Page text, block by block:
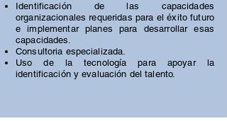
Identificación de las capacidades
organizacionales requeridas para el éxito futuro
e implementar planes para desarrollar esas
capacidades.
Consultoria especializada.
Uso de la tecnología para apoyar la
identificación y evaluación del talento.